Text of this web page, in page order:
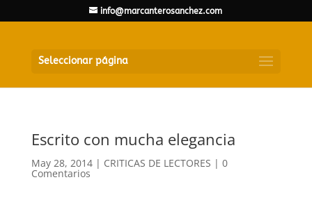
info@marcanterosanchez.com
Seleccionar página
Escrito con mucha elegancia
May 28, 2014| CRITICAS DE LECTORES | 0
Comentarios